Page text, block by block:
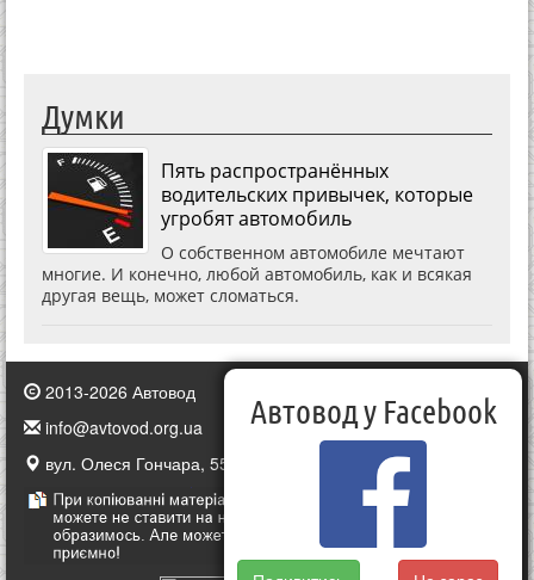
Думки
Пять распространённых
водительских привычек, которые
угробят автомобиль
О собственном автомобиле мечтают
многие. И конечно, любой автомобиль, как и всякая
другая вещь, может сломаться.
2013-2026 Автовод
info@avtovod.org.ua
вул. Олеся Гончара, 55, Київ, Україна
Автовод у Facebook